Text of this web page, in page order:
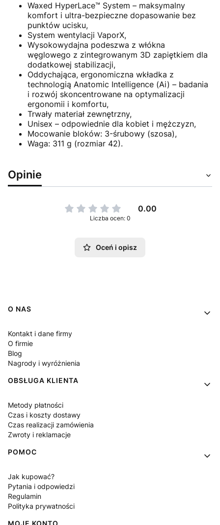
Waxed HyperLace™ System – maksymalny
komfort i ultra-bezpieczne dopasowanie bez
punktów ucisku,
System wentylacji VaporX,
Wysokowydajna podeszwa z włókna
węglowego z zintegrowanym 3D zapiętkiem dla
dodatkowej stabilizacji,
Oddychająca, ergonomiczna wkładka z
technologią Anatomic Intelligence (Ai) – badania
i rozwój skoncentrowane na optymalizacji
ergonomii i komfortu,
Trwały materiał zewnętrzny,
Unisex – odpowiednie dla kobiet i mężczyzn,
Mocowanie bloków: 3-śrubowy (szosa),
Waga: 311 g (rozmiar 42).
Opinie
0.00
Liczba ocen: 0
Oceń i opisz
Linki w stopce
O NAS
Kontakt i dane firmy
O firmie
Blog
Nagrody i wyróżnienia
OBSŁUGA KLIENTA
Metody płatności
Czas i koszty dostawy
Czas realizacji zamówienia
Zwroty i reklamacje
POMOC
Jak kupować?
Pytania i odpowiedzi
Regulamin
Polityka prywatności
MOJE KONTO